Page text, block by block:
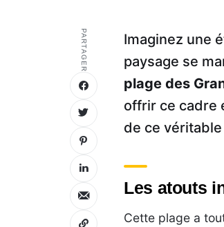
PARTAGER
Imaginez une
paysage se
plage des
offrir ce cadre
de ce
Les atouts
Cette plage a